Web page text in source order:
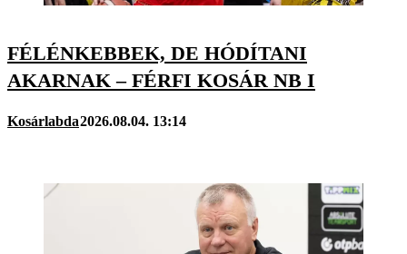
FÉLÉNKEBBEK, DE HÓDÍTANI
AKARNAK – FÉRFI KOSÁR NB I
Kosárlabda2026.08.04. 13:14